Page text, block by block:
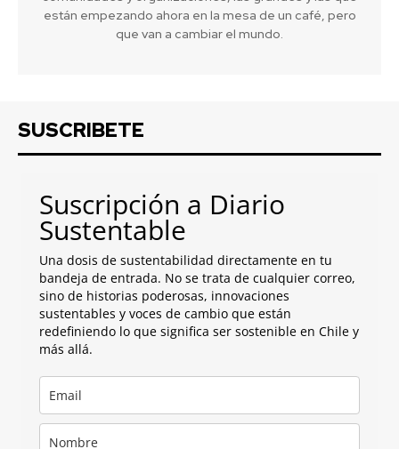
están empezando ahora en la mesa de un café, pero
que van a cambiar el mundo.
SUSCRIBETE
Suscripción a Diario
Sustentable
Una dosis de sustentabilidad directamente en tu
bandeja de entrada. No se trata de cualquier correo,
sino de historias poderosas, innovaciones
sustentables y voces de cambio que están
redefiniendo lo que significa ser sostenible en Chile y
más allá.